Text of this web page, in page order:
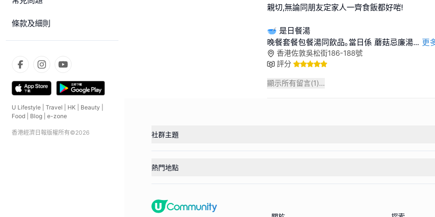
條款及細則
U Lifestyle Travel HK Beauty
Food
Blog e-zone
香港經濟日報版權所有©2026
親切,無論同朋友定家人一齊食飯都好啱!
🥣 是日餐湯
晚餐套餐包餐湯同飲品｡當日係 蘑菇忌廉湯... 更
香港佐敦吳松街186-188號
評分
顯示所有留言(1)...
社群主題
熱門地點